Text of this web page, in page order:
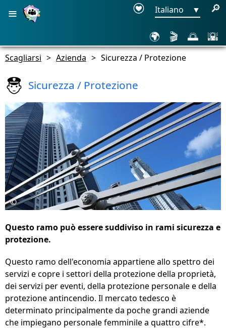
≡ Italiano ▼ 🔎
🌍 🎬 🌅 🌇
Scagliarsi > Azienda > Sicurezza / Protezione
Sicurezza / Protezione
©
Questo ramo può essere suddiviso in rami sicurezza e
protezione.
Questo ramo dell'economia appartiene allo spettro dei
servizi e copre i settori della protezione della proprietà,
dei servizi per eventi, della protezione personale e della
protezione antincendio. Il mercato tedesco è
determinato principalmente da poche grandi aziende
che impiegano personale femminile a quattro cifre*.